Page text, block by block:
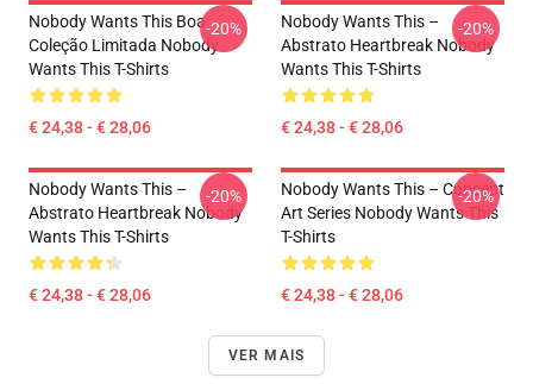
Nobody Wants This Boa
Coleção Limitada Nobody
Wants This T-Shirts
€ 24,38 - € 28,06
-20%
Nobody Wants This –
Abstrato Heartbreak Nobody
Wants This T-Shirts
€ 24,38 - € 28,06
-20%
Nobody Wants This –
Abstrato Heartbreak Nobody
Wants This T-Shirts
€ 24,38 - € 28,06
-20%
Nobody Wants This – Concept
Art Series Nobody Wants This
T-Shirts
€ 24,38 - € 28,06
-20%
VER MAIS